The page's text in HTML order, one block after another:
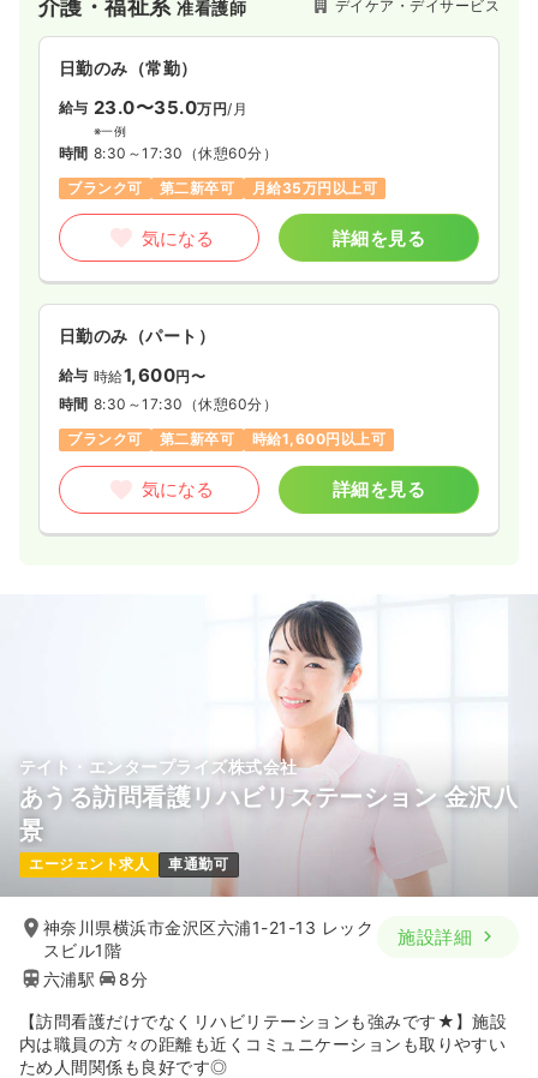
介護・福祉系准看護師 デイケア・デイサービス
日勤のみ（常勤）
給与 23.0〜35.0万円/月
※一例
時間 8:30～17:30 （休憩60分）
ブランク可
第二新卒可 月給35万円以上可
気になる 詳細を見る
日勤のみ（パート）
給与 時給1,600円〜
時間 8:30～17:30 （休憩60分）
ブランク可
第二新卒可 時給1,600円以上可
気になる 詳細を見る
テイト・エンタープライズ株式会社
あうる訪問看護リハビリステーション 金沢八
景
エージェント求人 車通勤可
神奈川県横浜市金沢区六浦1-21-13 レック
スビル1階
六浦駅
8分
施設詳細
【訪問看護だけでなくリハビリテーションも強みです★】施設
内は職員の方々の距離も近くコミュニケーションも取りやすい
ため人間関係も良好です◎